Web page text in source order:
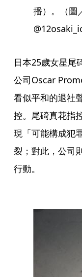
播）。（圖
日本25歲女星尾
公司Oscar
看似平和的退社
控。尾碕真花指
現「可能構成犯
裂；對此，公司
行動。